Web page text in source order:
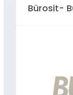
Bürosit-